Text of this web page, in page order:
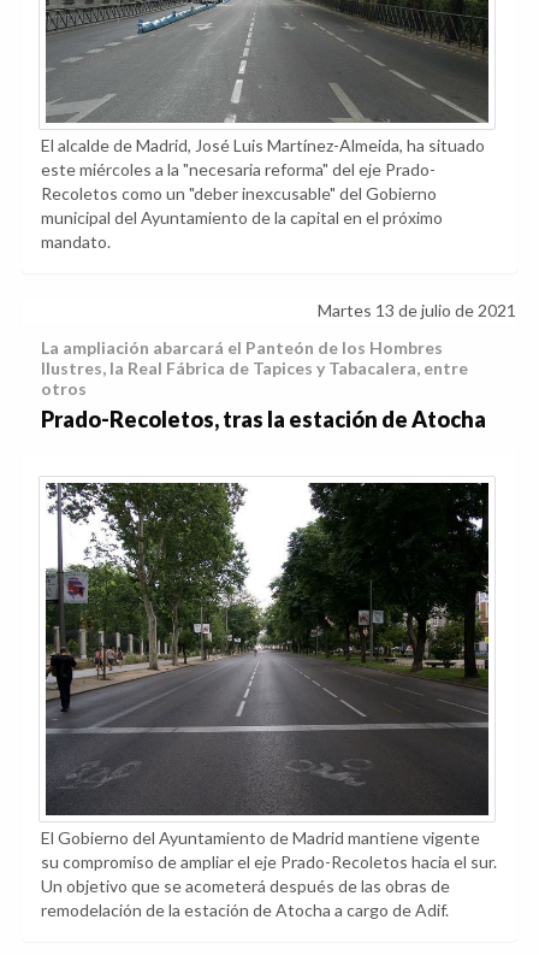
El alcalde de Madrid, José Luis Martínez-Almeida, ha situado
este miércoles a la "necesaria reforma" del eje Prado-
Recoletos como un "deber inexcusable" del Gobierno
municipal del Ayuntamiento de la capital en el próximo
mandato.
Martes 13 de julio de 2021
La ampliación abarcará el Panteón de los Hombres
Ilustres, la Real Fábrica de Tapices y Tabacalera, entre
otros
Prado-Recoletos, tras la estación de Atocha
El Gobierno del Ayuntamiento de Madrid mantiene vigente
su compromiso de ampliar el eje Prado-Recoletos hacia el sur.
Un objetivo que se acometerá después de las obras de
remodelación de la estación de Atocha a cargo de Adif.